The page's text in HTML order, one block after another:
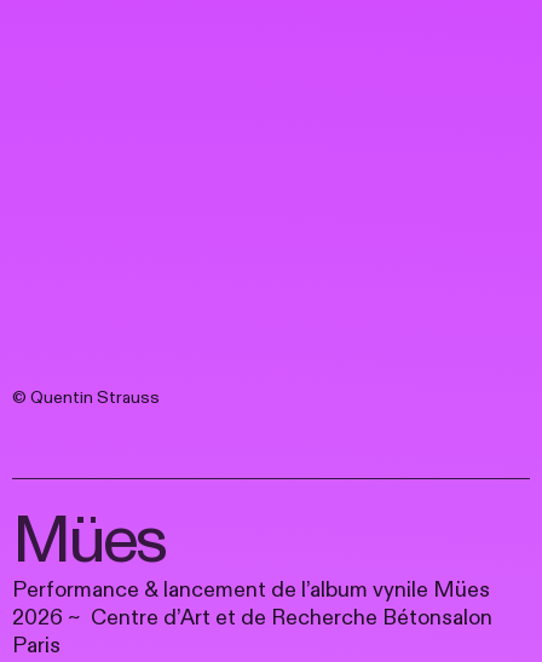
© Quentin Strauss
Mües
Performance & lancement de l’album vynile Mües
2026 ~ Centre d’Art et de Recherche Bétonsalon
Paris